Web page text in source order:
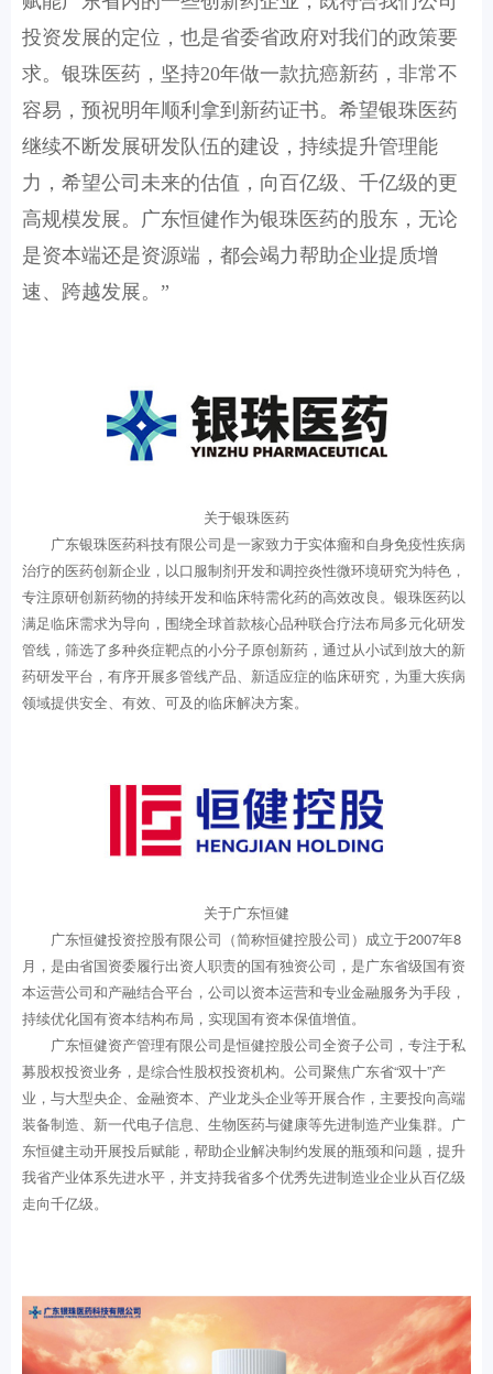
投资发展的定位，也是省委省政府对我们的政策要
求。银珠医药，坚持20年做一款抗癌新药，非常不
容易，预祝明年顺利拿到新药证书。希望银珠医药
继续不断发展研发队伍的建设，持续提升管理能
力，希望公司未来的估值，向百亿级、千亿级的更
高规模发展。广东恒健作为银珠医药的股东，无论
是资本端还是资源端，都会竭力帮助企业提质增
速、跨越发展。”
关于银珠医药
广东银珠医药科技有限公司是一家致力于实体瘤和自身免疫性疾病
治疗的医药创新企业，以口服制剂开发和调控炎性微环境研究为特色，
专注原研创新药物的持续开发和临床特需化药的高效改良。银珠医药以
满足临床需求为导向，围绕全球首款核心品种联合疗法布局多元化研发
管线，筛选了多种炎症靶点的小分子原创新药，通过从小试到放大的新
药研发平台，有序开展多管线产品、新适应症的临床研究，为重大疾病
领域提供安全、有效、可及的临床解决方案。
关于广东恒健
广东恒健投资控股有限公司（简称恒健控股公司）成立于2007年8
月，是由省国资委履行出资人职责的国有独资公司，是广东省级国有资
本运营公司和产融结合平台，公司以资本运营和专业金融服务为手段，
持续优化国有资本结构布局，实现国有资本保值增值。
广东恒健资产管理有限公司是恒健控股公司全资子公司，专注于私
募股权投资业务，是综合性股权投资机构。公司聚焦广东省“双十”产
业，与大型央企、金融资本、产业龙头企业等开展合作，主要投向高端
装备制造、新一代电子信息、生物医药与健康等先进制造产业集群。广
东恒健主动开展投后赋能，帮助企业解决制约发展的瓶颈和问题，提升
我省产业体系先进水平，并支持我省多个优秀先进制造业企业从百亿级
走向千亿级。